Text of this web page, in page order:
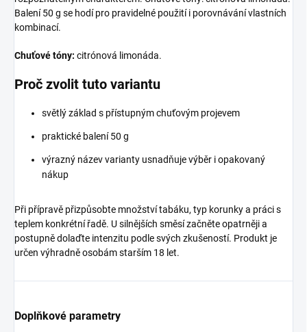
Balení 50 g se hodí pro pravidelné použití i porovnávání vlastních
kombinací.
Chuťové tóny: citrónová limonáda.
Proč zvolit tuto variantu
světlý základ s přístupným chuťovým projevem
praktické balení 50 g
výrazný název varianty usnadňuje výběr i opakovaný
nákup
Při přípravě přizpůsobte množství tabáku, typ korunky a práci s
teplem konkrétní řadě. U silnějších směsí začněte opatrněji a
postupně dolaďte intenzitu podle svých zkušeností. Produkt je
určen výhradně osobám starším 18 let.
Doplňkové parametry